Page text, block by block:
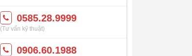
0585.28.9999
(Tư vấn kỹ thuật)
0906.60.1988